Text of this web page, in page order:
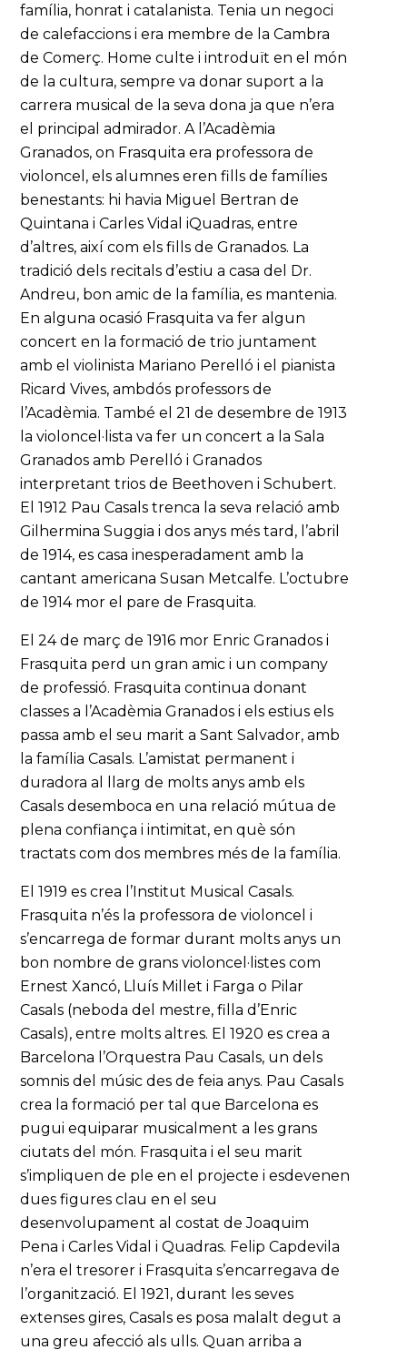
família, honrat i catalanista. Tenia un negoci
de calefaccions i era membre de la Cambra
de Comerç. Home culte i introduït en el món
de la cultura, sempre va donar suport a la
carrera musical de la seva dona ja que n’era
el principal admirador. A l’Acadèmia
Granados, on Frasquita era professora de
violoncel, els alumnes eren fills de famílies
benestants: hi havia Miguel Bertran de
Quintana i Carles Vidal iQuadras, entre
d’altres, així com els fills de Granados. La
tradició dels recitals d’estiu a casa del Dr.
Andreu, bon amic de la família, es mantenia.
En alguna ocasió Frasquita va fer algun
concert en la formació de trio juntament
amb el violinista Mariano Perelló i el pianista
Ricard Vives, ambdós professors de
l’Acadèmia. També el 21 de desembre de 1913
la violoncel·lista va fer un concert a la Sala
Granados amb Perelló i Granados
interpretant trios de Beethoven i Schubert.
El 1912 Pau Casals trenca la seva relació amb
Gilhermina Suggia i dos anys més tard, l’abril
de 1914, es casa inesperadament amb la
cantant americana Susan Metcalfe. L’octubre
de 1914 mor el pare de Frasquita.
El 24 de març de 1916 mor Enric Granados i
Frasquita perd un gran amic i un company
de professió. Frasquita continua donant
classes a l’Acadèmia Granados i els estius els
passa amb el seu marit a Sant Salvador, amb
la família Casals. L’amistat permanent i
duradora al llarg de molts anys amb els
Casals desemboca en una relació mútua de
plena confiança i intimitat, en què són
tractats com dos membres més de la família.
El 1919 es crea l’Institut Musical Casals.
Frasquita n’és la professora de violoncel i
s’encarrega de formar durant molts anys un
bon nombre de grans violoncel·listes com
Ernest Xancó, Lluís Millet i Farga o Pilar
Casals (neboda del mestre, filla d’Enric
Casals), entre molts altres. El 1920 es crea a
Barcelona l’Orquestra Pau Casals, un dels
somnis del músic des de feia anys. Pau Casals
crea la formació per tal que Barcelona es
pugui equiparar musicalment a les grans
ciutats del món. Frasquita i el seu marit
s’impliquen de ple en el projecte i esdevenen
dues figures clau en el seu
desenvolupament al costat de Joaquim
Pena i Carles Vidal i Quadras. Felip Capdevila
n’era el tresorer i Frasquita s’encarregava de
l’organització. El 1921, durant les seves
extenses gires, Casals es posa malalt degut a
una greu afecció als ulls. Quan arriba a